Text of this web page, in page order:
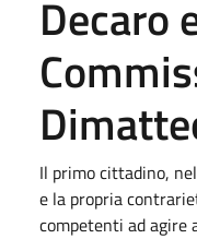
Decaro
Il primo cittadino,
e la propria
competenti ad agire